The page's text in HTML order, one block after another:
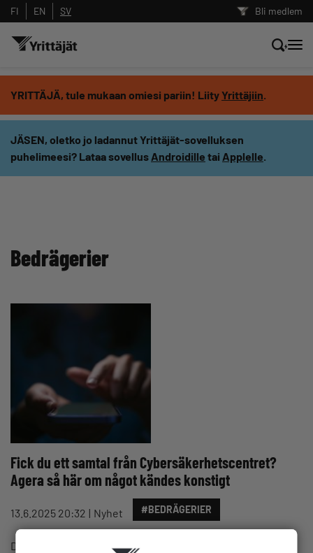
Bli medlem
FI EN SV
YRITTÄJÄ, tule mukaan omiesi pariin! LiityYrittäjiin.
JÄSEN, oletko jo ladannut Yrittäjät-sovelluksen
puhelimeesi? Lataa sovellus Androidille tai Applelle.
Bedrägerier
Fick du ett samtal från Cybersäkerhetscentret?
Agera så här om något kändes konstigt
13.6.2025 20:32 Nyhet #BEDRÄGERIER
Det rings som bäst bluff­samtal i Cybersäkerhetscentrets
Sök nyheter, innehåll och utbildningar